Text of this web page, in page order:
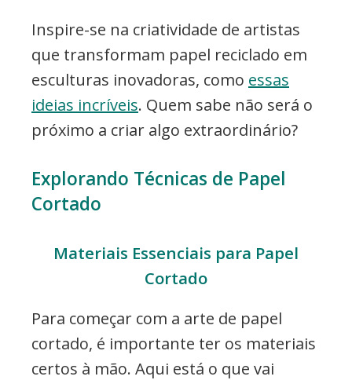
Inspire-se na criatividade de artistas
que transformam papel reciclado em
esculturas inovadoras, como essas
ideias incríveis. Quem sabe não será o
próximo a criar algo extraordinário?
Explorando Técnicas de Papel
Cortado
Materiais Essenciais para Papel
Cortado
Para começar com a arte de papel
cortado, é importante ter os materiais
certos à mão. Aqui está o que vai